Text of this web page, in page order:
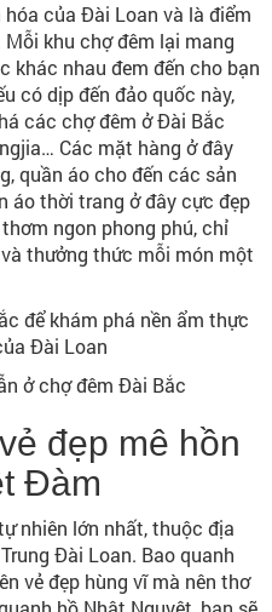
của Đài Loan và là điểm
khu chợ đêm lại mang
khác nhau đem đến cho bạn
có dịp đến đảo quốc này,
các chợ đêm ở Đài Bắc
Các mặt hàng ở đây
quần áo cho đến các sản
áo thời trang ở đây cực đẹp
ngon phong phú, chỉ
thưởng thức mỗi món một
ở chợ đêm Đài Bắc
đẹp mê hồn
Đàm
nhiên lớn nhất, thuộc địa
Đài Loan. Bao quanh
vẻ đẹp hùng vĩ mà nên thơ